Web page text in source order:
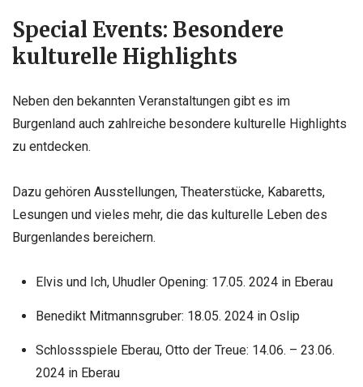
Special Events: Besondere
kulturelle Highlights
Neben den bekannten Veranstaltungen gibt es im
Burgenland auch zahlreiche besondere kulturelle Highlights
zu entdecken.
Dazu gehören Ausstellungen, Theaterstücke, Kabaretts,
Lesungen und vieles mehr, die das kulturelle Leben des
Burgenlandes bereichern.
Elvis und Ich, Uhudler Opening: 17.05. 2024 in Eberau
Benedikt Mitmannsgruber: 18.05. 2024 in Oslip
Schlossspiele Eberau, Otto der Treue: 14.06. – 23.06.
2024 in Eberau